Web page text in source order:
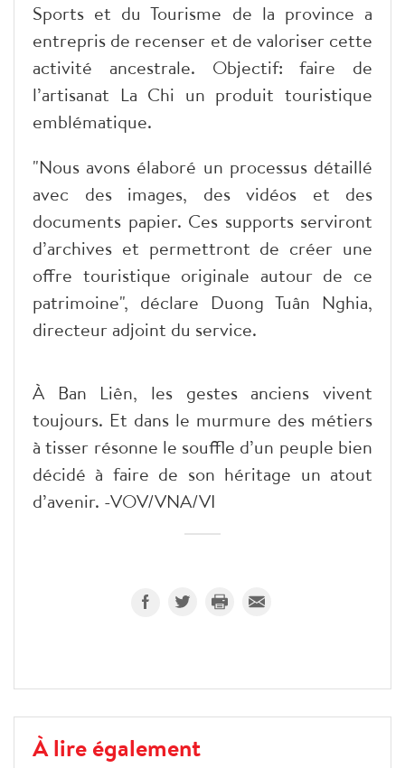
Sports et du Tourisme de la province a
entrepris de recenser et de valoriser cette
activité ancestrale. Objectif: faire de
l’artisanat La Chi un produit touristique
emblématique.
"Nous avons élaboré un processus détaillé
avec des images, des vidéos et des
documents papier. Ces supports serviront
d’archives et permettront de créer une
offre touristique originale autour de ce
patrimoine", déclare Duong Tuân Nghia,
directeur adjoint du service.
À Ban Liên, les gestes anciens vivent
toujours. Et dans le murmure des métiers
à tisser résonne le souffle d’un peuple bien
décidé à faire de son héritage un atout
d’avenir. -VOV/VNA/VI
À lire également